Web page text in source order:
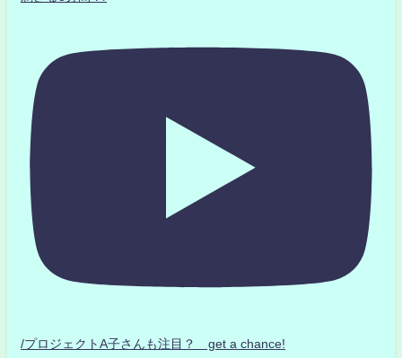
/プロジェクトA子さんも注目？ get a chance!